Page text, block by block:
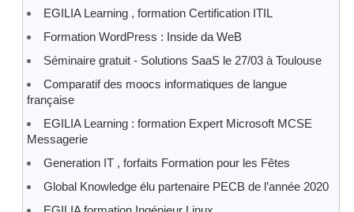
EGILIA Learning , formation Certification ITIL
Formation WordPress : Inside da WeB
Séminaire gratuit - Solutions SaaS le 27/03 à Toulouse
Comparatif des moocs informatiques de langue
française
EGILIA Learning : formation Expert Microsoft MCSE
Messagerie
Generation IT , forfaits Formation pour les Fêtes
Global Knowledge élu partenaire PECB de l’année 2020